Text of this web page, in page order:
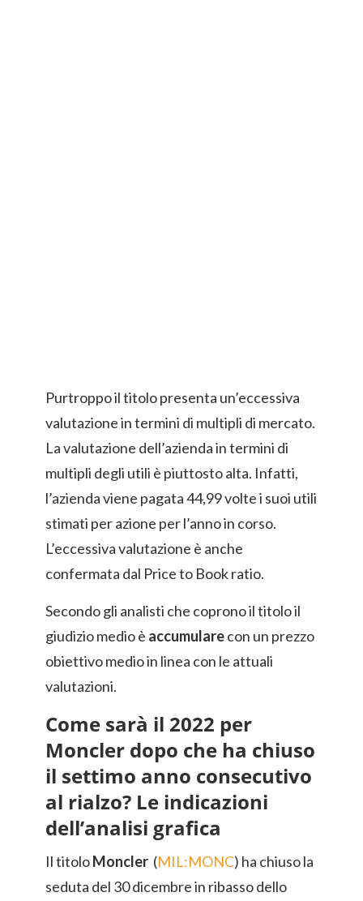
Purtroppo il titolo presenta un’eccessiva
valutazione in termini di multipli di mercato.
La valutazione dell’azienda in termini di
multipli degli utili è piuttosto alta. Infatti,
l’azienda viene pagata 44,99 volte i suoi utili
stimati per azione per l’anno in corso.
L’eccessiva valutazione è anche
confermata dal Price to Book ratio.
Secondo gli analisti che coprono il titolo il
giudizio medio è accumularecon un prezzo
obiettivo medio in linea con le attuali
valutazioni.
Come sarà il 2022 per
Moncler dopo che ha chiuso
il settimo anno consecutivo
al rialzo? Le indicazioni
dell’analisi grafica
Il titoloMoncler (MIL:MONC) ha chiuso la
seduta del 30 dicembre in ribasso dello